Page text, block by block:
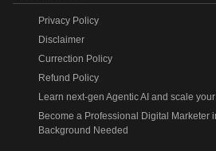
Privacy Policy
Disclaimer
Currection Policy
Refund Policy
Learn next-gen Agentic AI and scale
Become a Professional Digital Marketer
Background Needed